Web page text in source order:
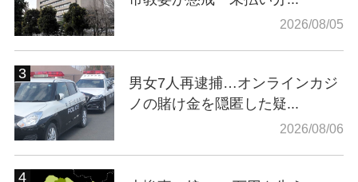
2026/08/05
男女7人再逮捕…オンラインカジ
ノの賭け金を隠匿した疑...
2026/08/06